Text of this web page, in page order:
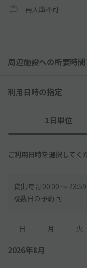
再入庫不可
周辺施設への所要時間
利用日時の指定
1日単位
ご利用日時を選択してく
貸出時間 00:00 〜 23:59
複数日の予約 可
日 月 火
2026年8月